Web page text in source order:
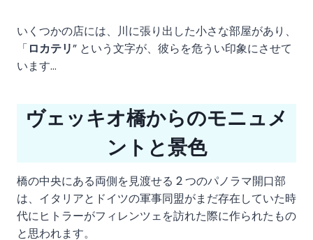
いくつかの店には、川に張り出した小さな部屋があり、
「ロカテリ” という文字が、彼らを危うい印象にさせて
います…
ヴェッキオ橋からのモニュメ
ントと景色
橋の中央にある両側を見渡せる 2 つのパノラマ開口部
は、イタリアとドイツの軍事同盟がまだ存在していた時
代にヒトラーがフィレンツェを訪れた際に作られたもの
と思われます。